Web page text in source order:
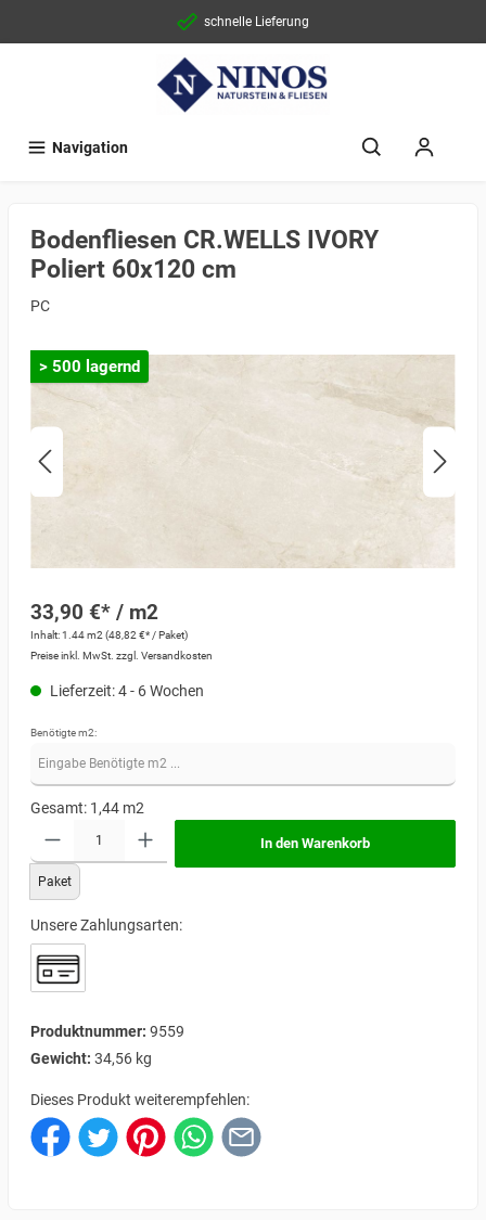
schnelle Lieferung
Navigation
Bodenfliesen CR.WELLS IVORY
Poliert 60x120 cm
PC
> 500 lagernd
33,90 €* / m2
Inhalt:1.44 m2 (48,82 €* / Paket)
Preise inkl. MwSt. zzgl. Versandkosten
Lieferzeit: 4 - 6 Wochen
Benötigte m2:
Gesamt: 1,44 m2
Paket
In den Warenkorb
Unsere Zahlungsarten:
Produktnummer: 9559
Gewicht: 34,56 kg
Dieses Produkt weiterempfehlen: